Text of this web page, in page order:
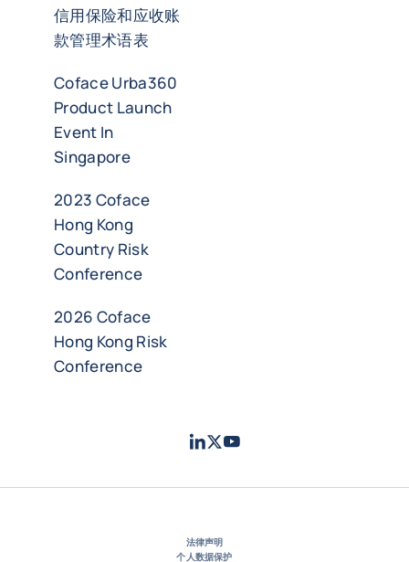
信用保险和应收账
款管理术语表
Coface Urba360
Product Launch
Event In
Singapore
2023 Coface
Hong Kong
Country Risk
Conference
2026 Coface
Hong Kong Risk
Conference
LinkedIn
TwitterYoutube
法律声明
个人数据保护